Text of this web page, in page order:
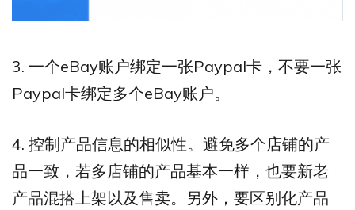
3. 一个eBay账户绑定一张Paypal卡，不要一张
Paypal卡绑定多个eBay账户。
4. 控制产品信息的相似性。避免多个店铺的产
品一致，若多店铺的产品基本一样，也要新老
产品混搭上架以及售卖。另外，要区别化产品